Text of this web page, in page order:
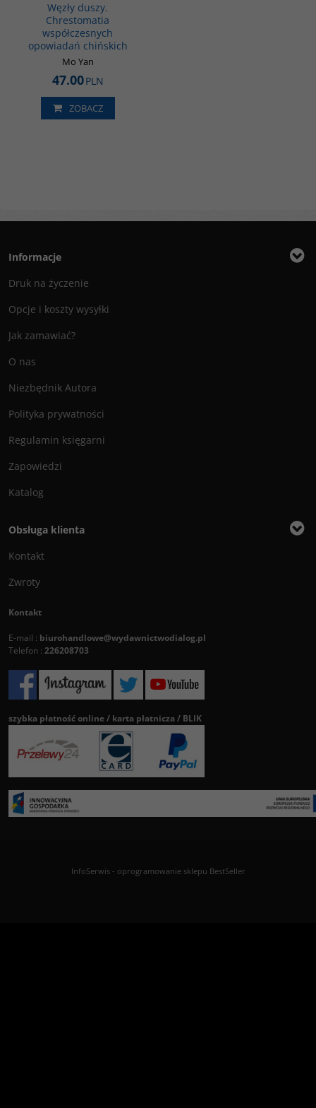
Węzły duszy.
Chrestomatia
współczesnych
opowiadań chińskich
Mo Yan
47.00PLN
ZOBACZ
Informacje
Druk na życzenie
Opcje i koszty wysyłki
Jak zamawiać?
O nas
Niezbędnik Autora
Polityka prywatności
Regulamin księgarni
Zapowiedzi
Katalog
Obsługa klienta
Kontakt
Zwroty
Kontakt
E-mail : biurohandlowe@wydawnictwodialog.pl
Telefon : 226208703
szybka płatność online / karta płatnicza / BLIK
InfoSerwis- oprogramowanie sklepu BestSeller